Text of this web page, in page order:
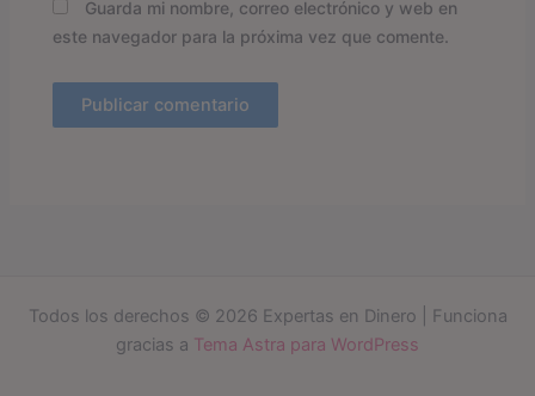
Guarda mi nombre, correo electrónico y web en
este navegador para la próxima vez que comente.
Todos los derechos © 2026 Expertas en Dinero | Funciona
gracias a Tema Astra para WordPress